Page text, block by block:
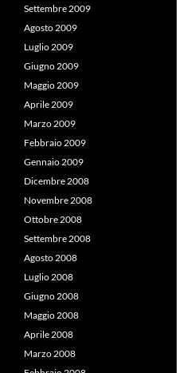
Settembre 2009
Agosto 2009
Luglio 2009
Giugno 2009
Maggio 2009
Aprile 2009
Marzo 2009
Febbraio 2009
Gennaio 2009
Dicembre 2008
Novembre 2008
Ottobre 2008
Settembre 2008
Agosto 2008
Luglio 2008
Giugno 2008
Maggio 2008
Aprile 2008
Marzo 2008